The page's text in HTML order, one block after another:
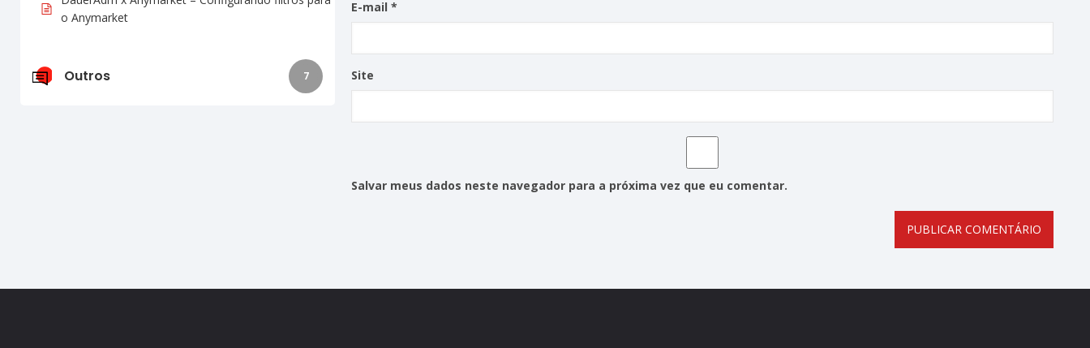
o Anymarket
Outros 7
E-mail*
Site
Salvar meus dados neste navegador para a próxima vez que eu comentar.